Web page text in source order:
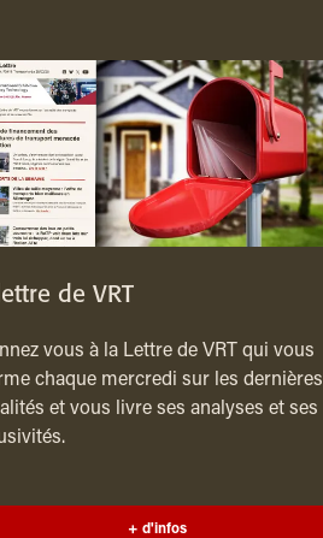
de VRT
vous à la Lettre de VRT qui vous
chaque mercredi sur les dernières
et vous livre ses analyses et ses
+ d'infos